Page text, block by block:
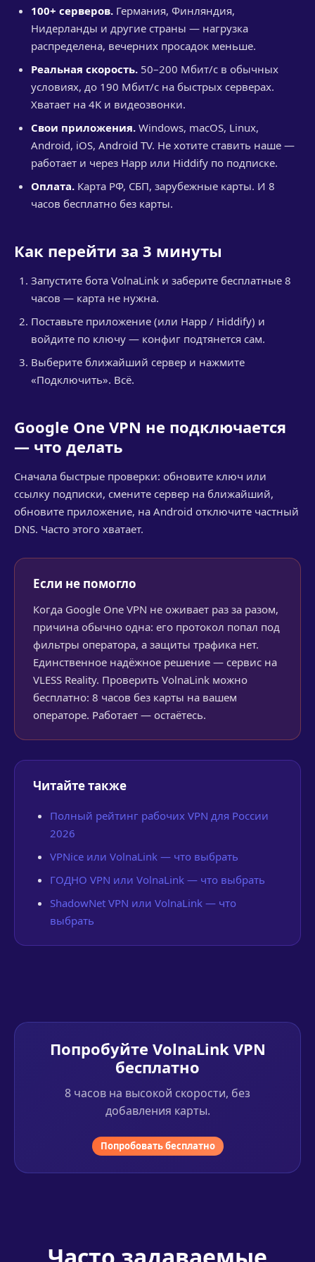
100+ серверов. Германия, Финляндия,
Нидерланды и другие страны — нагрузка
распределена, вечерних просадок меньше.
Реальная скорость. 50–200 Мбит/с в обычных
условиях, до 190 Мбит/с на быстрых серверах.
Хватает на 4K и видеозвонки.
Свои приложения. Windows, macOS, Linux,
Android, iOS, Android TV. Не хотите ставить наше —
работает и через Happ или Hiddify по подписке.
Оплата. Карта РФ, СБП, зарубежные карты. И 8
часов бесплатно без карты.
Как перейти за 3 минуты
Запустите бота VolnaLink и заберите бесплатные 8
часов — карта не нужна.
Поставьте приложение (или Happ / Hiddify) и
войдите по ключу — конфиг подтянется сам.
Выберите ближайший сервер и нажмите
«Подключить». Всё.
Google One VPN не подключается
— что делать
Сначала быстрые проверки: обновите ключ или
ссылку подписки, смените сервер на ближайший,
обновите приложение, на Android отключите частный
DNS. Часто этого хватает.
Если не помогло
Когда Google One VPN не оживает раз за разом,
причина обычно одна: его протокол попал под
фильтры оператора, а защиты трафика нет.
Единственное надёжное решение — сервис на
VLESS Reality. Проверить VolnaLink можно
бесплатно: 8 часов без карты на вашем
операторе. Работает — остаётесь.
Читайте также
Полный рейтинг рабочих VPN для России
2026
VPNice или VolnaLink — что выбрать
ГОДНО VPN или VolnaLink — что выбрать
ShadowNet VPN или VolnaLink — что
выбрать
Попробуйте VolnaLink VPN
бесплатно
8 часов на высокой скорости, без
добавления карты.
Попробовать бесплатно